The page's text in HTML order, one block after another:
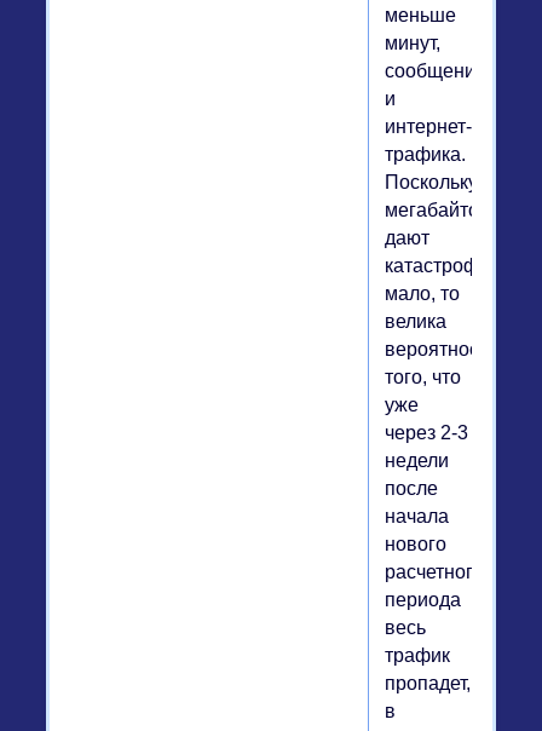
меньше
минут,
сообщений
и
интернет-
трафика.
Поскольку
мегабайтов
дают
катастрофически
мало, то
велика
вероятность
того, что
уже
через 2-3
недели
после
начала
нового
расчетного
периода
весь
трафик
пропадет,
в